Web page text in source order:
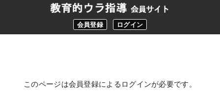
会員登録 ログイン
このページは会員登録によるログインが必要です。